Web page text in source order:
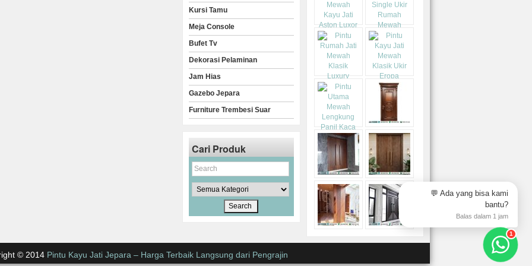
Kursi Tamu
Meja Console
Bufet Tv
Dekorasi Pelaminan
Jam Hias
Gazebo Jepara
Furniture Trembesi Suar
Cari Produk
© 2014 Pintu Kayu Jati Jepara – Harga Terbaik Langsung dari Pengrajin
💬 Ada yang bisa kami
bantu?
Balas dalam 1 jam
1